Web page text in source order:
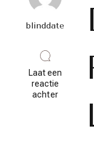
blinddate
Laat een
reactie
achterop